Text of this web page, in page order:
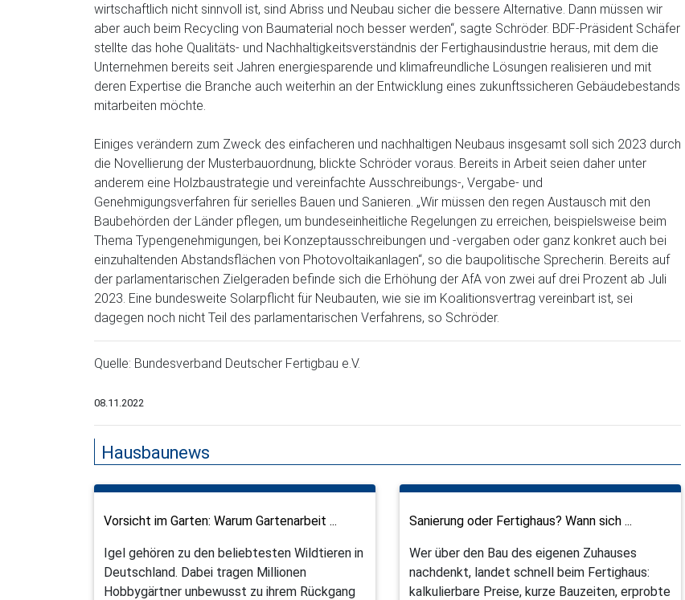
wirtschaftlich nicht sinnvoll ist, sind Abriss und Neubau sicher die bessere Alternative. Dann müssen wir
aber auch beim Recycling von Baumaterial noch besser werden“, sagte Schröder. BDF-Präsident Schäfer
stellte das hohe Qualitäts- und Nachhaltigkeitsverständnis der Fertighausindustrie heraus, mit dem die
Unternehmen bereits seit Jahren energiesparende und klimafreundliche Lösungen realisieren und mit
deren Expertise die Branche auch weiterhin an der Entwicklung eines zukunftssicheren Gebäudebestands
mitarbeiten möchte.
Einiges verändern zum Zweck des einfacheren und nachhaltigen Neubaus insgesamt soll sich 2023 durch
die Novellierung der Musterbauordnung, blickte Schröder voraus. Bereits in Arbeit seien daher unter
anderem eine Holzbaustrategie und vereinfachte Ausschreibungs-, Vergabe- und
Genehmigungsverfahren für serielles Bauen und Sanieren. „Wir müssen den regen Austausch mit den
Baubehörden der Länder pflegen, um bundeseinheitliche Regelungen zu erreichen, beispielsweise beim
Thema Typengenehmigungen, bei Konzeptausschreibungen und -vergaben oder ganz konkret auch bei
einzuhaltenden Abstandsflächen von Photovoltaikanlagen“, so die baupolitische Sprecherin. Bereits auf
der parlamentarischen Zielgeraden befinde sich die Erhöhung der AfA von zwei auf drei Prozent ab Juli
2023. Eine bundesweite Solarpflicht für Neubauten, wie sie im Koalitionsvertrag vereinbart ist, sei
dagegen noch nicht Teil des parlamentarischen Verfahrens, so Schröder.
Quelle: Bundesverband Deutscher Fertigbau e.V.
08.11.2022
Hausbaunews
Vorsicht im Garten: Warum Gartenarbeit ...
Igel gehören zu den beliebtesten Wildtieren in
Deutschland. Dabei tragen Millionen
Hobbygärtner unbewusst zu ihrem Rückgang
Sanierung oder Fertighaus? Wann sich ...
Wer über den Bau des eigenen Zuhauses
nachdenkt, landet schnell beim Fertighaus:
kalkulierbare Preise, kurze Bauzeiten, erprobte